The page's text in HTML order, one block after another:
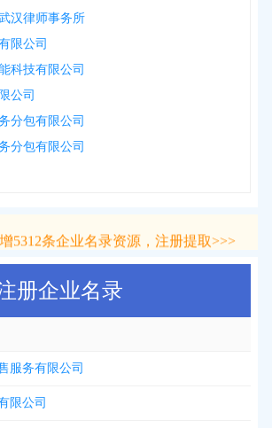
汉律师事务所
限公司
科技有限公司
公司
分包有限公司
分包有限公司
5312 条企业名录资源，注册提取>>>
册企业名录
服务有限公司
限公司